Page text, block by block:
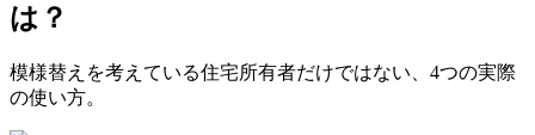
は？
模様替えを考えている住宅所有者だけではない、4つの実際
の使い方。